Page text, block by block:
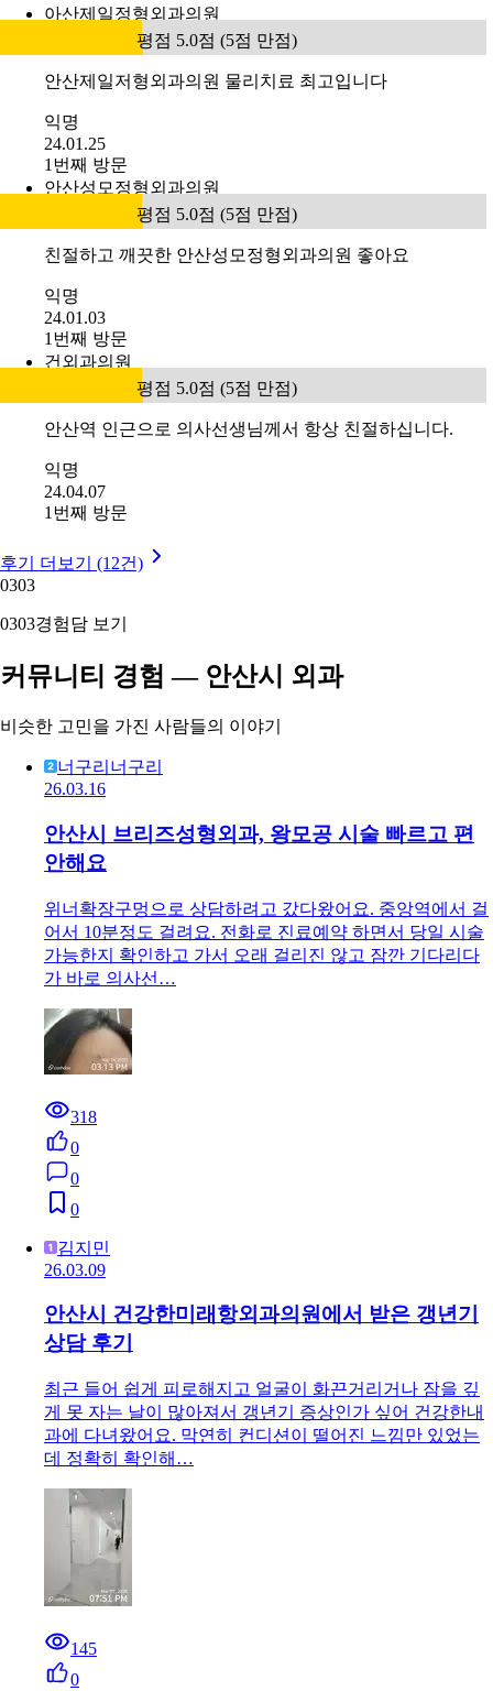
아산제일정형외과의원
평점 5.0점 (5점 만점)
안산제일저형외과의원 물리치료 최고입니다
익명
24.01.25
1번째 방문
안산성모정형외과의원
평점 5.0점 (5점 만점)
친절하고 깨끗한 안산성모정형외과의원 좋아요
익명
24.01.03
1번째 방문
건외과의원
평점 5.0점 (5점 만점)
안산역 인근으로 의사선생님께서 항상 친절하십니다.
익명
24.04.07
1번째 방문
후기 더보기 (12건)
0303
0303경험담 보기
커뮤니티 경험 — 안산시 외과
비슷한 고민을 가진 사람들의 이야기
너구리너구리
26.03.16
안산시 브리즈성형외과, 왕모공 시술 빠르고 편
안해요
위너확장구멍으로 상담하려고 갔다왔어요. 중앙역에서 걸
어서 10분정도 걸려요. 전화로 진료예약 하면서 당일 시술
가능한지 확인하고 가서 오래 걸리진 않고 잠깐 기다리다
가 바로 의사선…
318
0
0
0
김지민
26.03.09
안산시 건강한미래항외과의원에서 받은 갱년기
상담 후기
최근 들어 쉽게 피로해지고 얼굴이 화끈거리거나 잠을 깊
게 못 자는 날이 많아져서 갱년기 증상인가 싶어 건강한내
과에 다녀왔어요. 막연히 컨디션이 떨어진 느낌만 있었는
데 정확히 확인해…
145
0